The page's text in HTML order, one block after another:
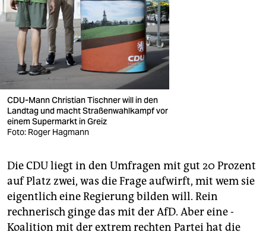
CDU-Mann Christian Tischner will in den
Landtag und macht Straßenwahlkampf vor
einem Supermarkt in Greiz
Foto: Roger Hagmann
Die CDU liegt in den Umfragen mit gut 20 Prozent
auf Platz zwei, was die Frage aufwirft, mit wem sie
eigentlich eine Regierung bilden will. Rein
rechnerisch ginge das mit der AfD. Aber eine ­
Koalition mit der extrem rechten Partei hat die